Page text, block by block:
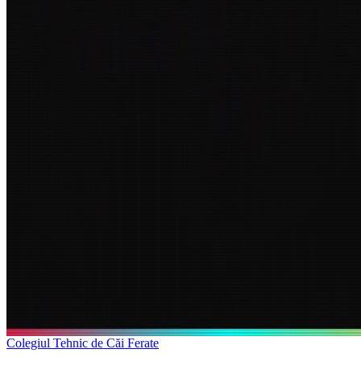
Colegiul Tehnic de Căi Ferate